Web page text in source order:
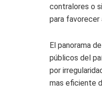
contralores o
para favorecer
El panorama
públicos del
por
mas eficiente